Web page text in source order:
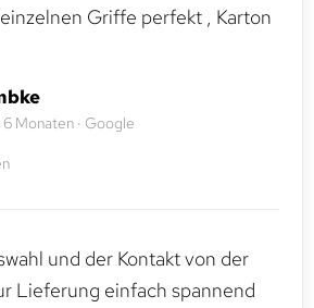
Griffe perfekt , Karton
Monaten · Google
und der Kontakt von der
Lieferung einfach spannend